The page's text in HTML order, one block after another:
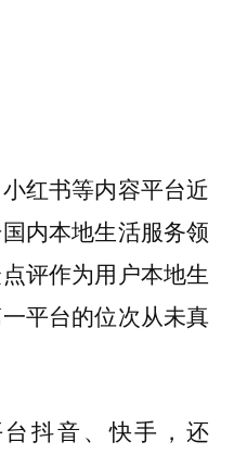
红书等内容平台近
内本地生活服务领
评作为用户本地生
平台的位次从未真
抖音、快手，还